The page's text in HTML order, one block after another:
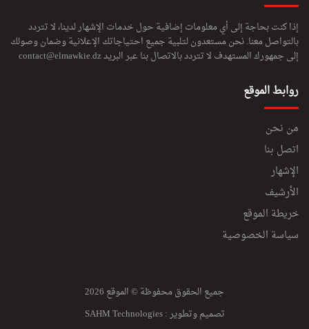
إذا كنت بحاجة إلى أي معلومات إضافية حول خدمات الإشهار لدينا، لا تتردد
بالتواصل معنا. نحن مستعدون لتلبية جميع احتياجاتك الإعلانية وضمان وصولك
إلى جمهورك المستهدف لا تتردد بالاتصال بنا عبر البريدcontact@elmawkie.dz
روابط الموقع
من نحن
اتصل بنا
الإشهار
الأرشيف
خريطة الموقع
سياسة الخصوصية
جميع الحقوق محفوظة © الموقع 2026
تصميم وتطوير :SAHM Technologies